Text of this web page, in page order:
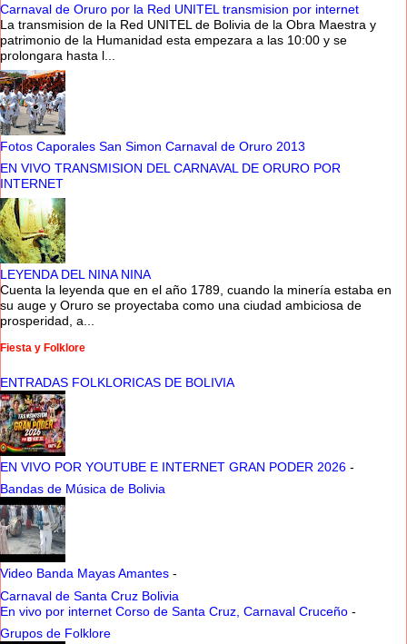
Carnaval de Oruro por la Red UNITEL transmision por internet
La transmision de la Red UNITEL de Bolivia de la Obra Maestra y
patrimonio de la Humanidad esta empezara a las 10:00 y se
prolongara hasta l...
Fotos Caporales San Simon Carnaval de Oruro 2013
EN VIVO TRANSMISION DEL CARNAVAL DE ORURO POR
INTERNET
LEYENDA DEL NINA NINA
Cuenta la leyenda que en el año 1789, cuando la minería estaba en
su auge y Oruro se proyectaba como una ciudad ambiciosa de
prosperidad, a...
Fiesta y Folklore
ENTRADAS FOLKLORICAS DE BOLIVIA
EN VIVO POR YOUTUBE E INTERNET GRAN PODER 2026 -
Bandas de Música de Bolivia
Video Banda Mayas Amantes -
Carnaval de Santa Cruz Bolivia
En vivo por internet Corso de Santa Cruz, Carnaval Cruceño -
Grupos de Folklore